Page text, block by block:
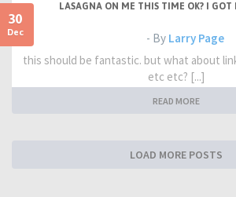
30
Dec
LASAGNA ON ME THIS TIME OK? I GOT
- By Larry Page
this should be fantastic. but what about
etc etc? [...]
READ MORE
LOAD MORE POSTS